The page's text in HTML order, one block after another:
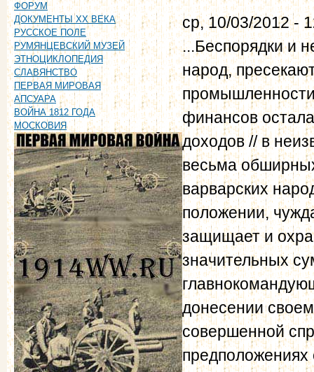
ФОРУМ
ДОКУМЕНТЫ XX ВЕКА
РУССКОЕ ПОЛЕ
РУМЯНЦЕВСКИЙ МУЗЕЙ
ЭТНОЦИКЛОПЕДИЯ
СЛАВЯНСТВО
ПЕРВАЯ МИРОВАЯ
АПСУАРА
ВОЙНА 1812 ГОДА
МОСКОВИЯ
ср, 10/03/2012 -
...Беспорядки и
народ,
финансов
доходов // в
весьма
варварских
положении,
защищает и
значительных
донесении
совершенной